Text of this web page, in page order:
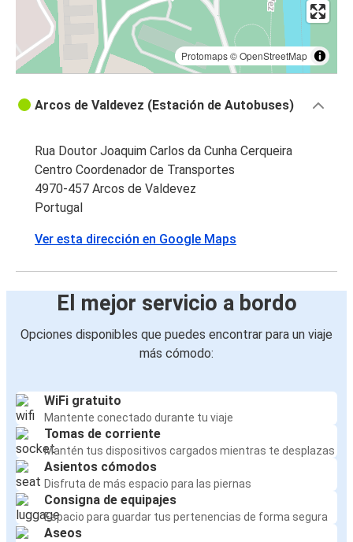
Protomaps©OpenStreetMap
Arcos de Valdevez (Estación de Autobuses)
Rua Doutor Joaquim Carlos da Cunha Cerqueira
Centro Coordenador de Transportes
4970-457 Arcos de Valdevez
Portugal
Ver esta dirección en Google Maps
El mejor servicio a bordo
Opciones disponibles que puedes encontrar para un viaje
más cómodo:
WiFi gratuito
Mantente conectado durante tu viaje
Tomas de corriente
Mantén tus dispositivos cargados mientras te desplazas
Asientos cómodos
Disfruta de más espacio para las piernas
Consigna de equipajes
Espacio para guardar tus pertenencias de forma segura
Aseos